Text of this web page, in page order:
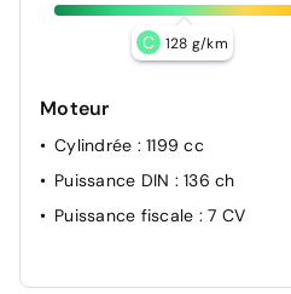
C 128 g/km
Moteur
Cylindrée : 1199 cc
Puissance DIN : 136 ch
Puissance fiscale : 7 CV